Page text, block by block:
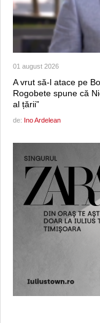
01 august 2026
A vrut să-l atace pe
Rogobete spune că
al țării”
de: Ino Ardelean